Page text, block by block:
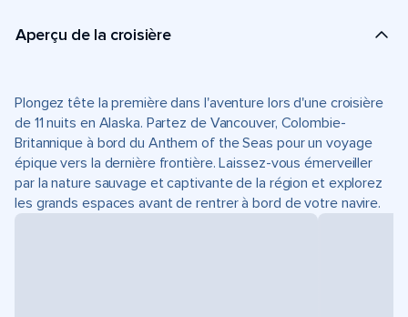
Aperçu de la croisière
Plongez tête la première dans l'aventure lors d'une croisière
de 11 nuits en Alaska. Partez de Vancouver, Colombie-
Britannique à bord du Anthem of the Seas pour un voyage
épique vers la dernière frontière. Laissez-vous émerveiller
par la nature sauvage et captivante de la région et explorez
les grands espaces avant de rentrer à bord de votre navire.